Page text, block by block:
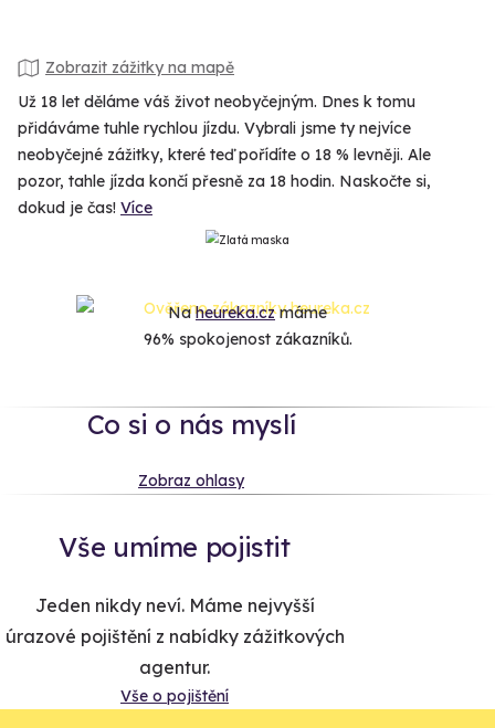
Zobrazit zážitky na mapě
Už 18 let děláme váš život neobyčejným. Dnes k tomu
přidáváme tuhle rychlou jízdu. Vybrali jsme ty nejvíce
neobyčejné zážitky, které teď pořídíte o 18 % levněji. Ale
pozor, tahle jízda končí přesně za 18 hodin. Naskočte si,
dokud je čas! Více
Naheureka.czmáme
96% spokojenost zákazníků.
Co si o nás myslí
Zobraz ohlasy
Vše umíme pojistit
Jeden nikdy neví. Máme nejvyšší
úrazové pojištění z nabídky zážitkových
agentur.
Vše o pojištění